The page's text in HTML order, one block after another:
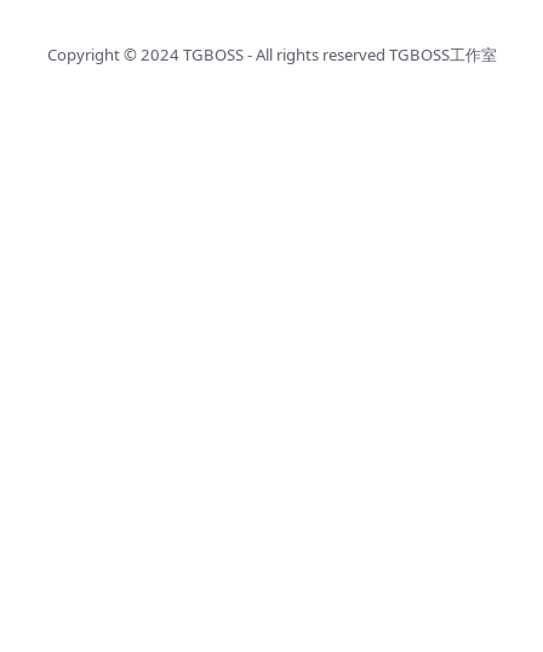
Copyright © 2024TGBOSS- All rights reserved TGBOSS工作室